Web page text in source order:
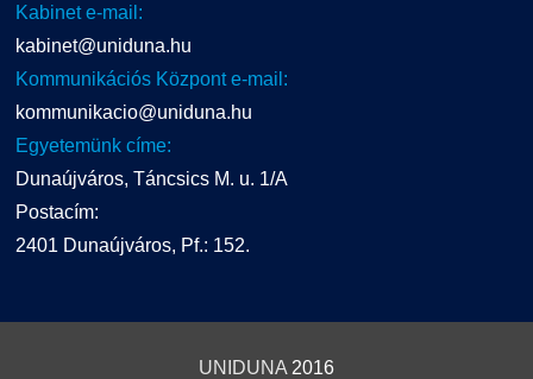
Kabinet e-mail:
kabinet@uniduna.hu
Kommunikációs Központ e-mail:
kommunikacio@uniduna.hu
Egyetemünk címe:
Dunaújváros, Táncsics M. u. 1/A
Postacím:
2401 Dunaújváros, Pf.: 152.
UNIDUNA 2016